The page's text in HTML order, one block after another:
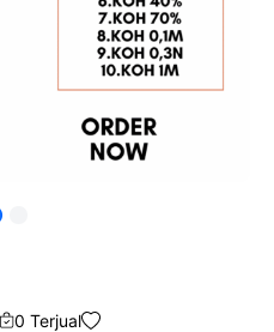
0 Terjual